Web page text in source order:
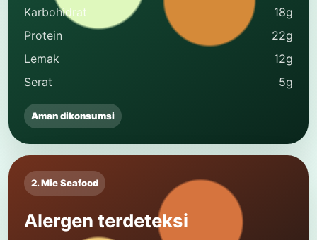
Karbohidrat
18g
Protein
22g
Lemak
12g
Serat
5g
Aman dikonsumsi
2. Mie Seafood
Alergen terdeteksi